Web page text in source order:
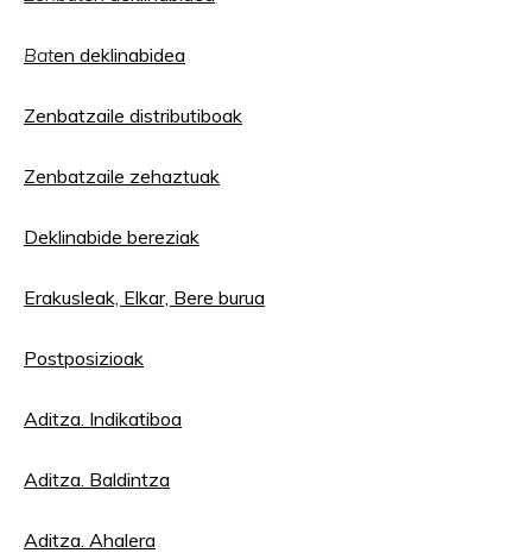
Baten deklinabidea
Zenbatzaile distributiboak
Zenbatzaile zehaztuak
Deklinabide bereziak
Erakusleak, Elkar, Bere burua
Postposizioak
Aditza. Indikatiboa
Aditza. Baldintza
Aditza. Ahalera